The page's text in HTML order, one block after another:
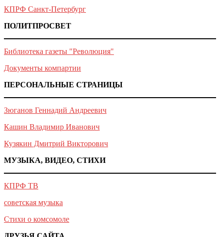
КПРФ Санкт-Петербург
ПОЛИТПРОСВЕТ
Библиотека газеты "Революция"
Документы компартии
ПЕРСОНАЛЬНЫЕ СТРАНИЦЫ
Зюганов Геннадий Андреевич
Кашин Владимир Иванович
Кузякин Дмитрий Викторович
МУЗЫКА, ВИДЕО, СТИХИ
КПРФ ТВ
советская музыка
Стихи о комсомоле